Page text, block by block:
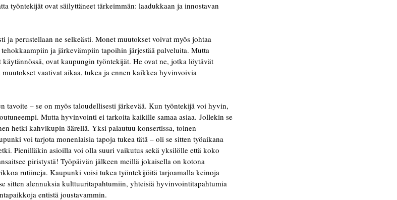
työntekijät ovat säilyttäneet tärkeimmän: laadukkaan ja innostavan
ja perustellaan ne selkeästi. Monet muutokset voivat myös johtaa
ja järkevämpiin tapoihin järjestää palveluita. Mutta
ovat kaupungin työntekijät. He ovat ne, jotka löytävät
vaativat aikaa, tukea ja ennen kaikkea hyvinvoivia
– se on myös taloudellisesti järkevää. Kun työntekijä voi hyvin,
Mutta hyvinvointi ei tarkoita kaikille samaa asiaa. Jollekin se
hetki kahvikupin äärellä. Yksi palautuu konsertissa, toinen
voi tarjota monenlaisia tapoja tukea tätä – oli se sitten työaikana
Pienilläkin asioilla voi olla suuri vaikutus sekä yksilölle että koko
piristystä! Työpäivän jälkeen meillä jokaisella on kotona
rutiineja. Kaupunki voisi tukea työntekijöitä tarjoamalla keinoja
sitten alennuksia kulttuuritapahtumiin, yhteisiä hyvinvointitapahtumia
entistä joustavammin.